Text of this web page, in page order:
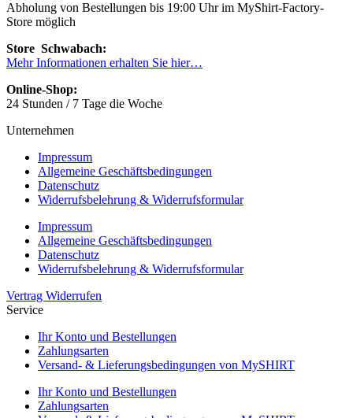
Abholung von Bestellungen bis 19:00 Uhr im MyShirt-Factory-
Store möglich
Store Schwabach:
Mehr Informationen erhalten Sie hier…
Online-Shop:
24 Stunden / 7 Tage die Woche
Unternehmen
Impressum
Allgemeine Geschäftsbedingungen
Datenschutz
Widerrufsbelehrung & Widerrufsformular
Impressum
Allgemeine Geschäftsbedingungen
Datenschutz
Widerrufsbelehrung & Widerrufsformular
Vertrag Widerrufen
Service
Ihr Konto und Bestellungen
Zahlungsarten
Versand- & Lieferungsbedingungen von MySHIRT
Ihr Konto und Bestellungen
Zahlungsarten